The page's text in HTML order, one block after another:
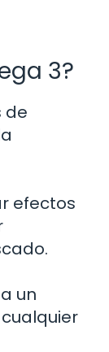
3?
de
efectos
un